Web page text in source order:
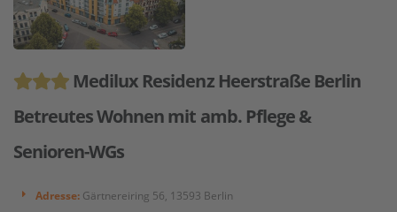
Medilux Residenz Heerstraße Berlin
Betreutes Wohnen mit amb. Pflege &
Senioren-WGs
Adresse: Gärtnereiring 56, 13593 Berlin